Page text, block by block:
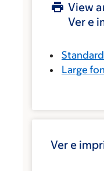
View
Ver e
Large
Ver e